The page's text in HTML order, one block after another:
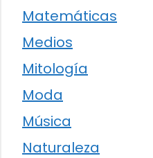
Matemáticas
Medios
Mitología
Moda
Música
Naturaleza